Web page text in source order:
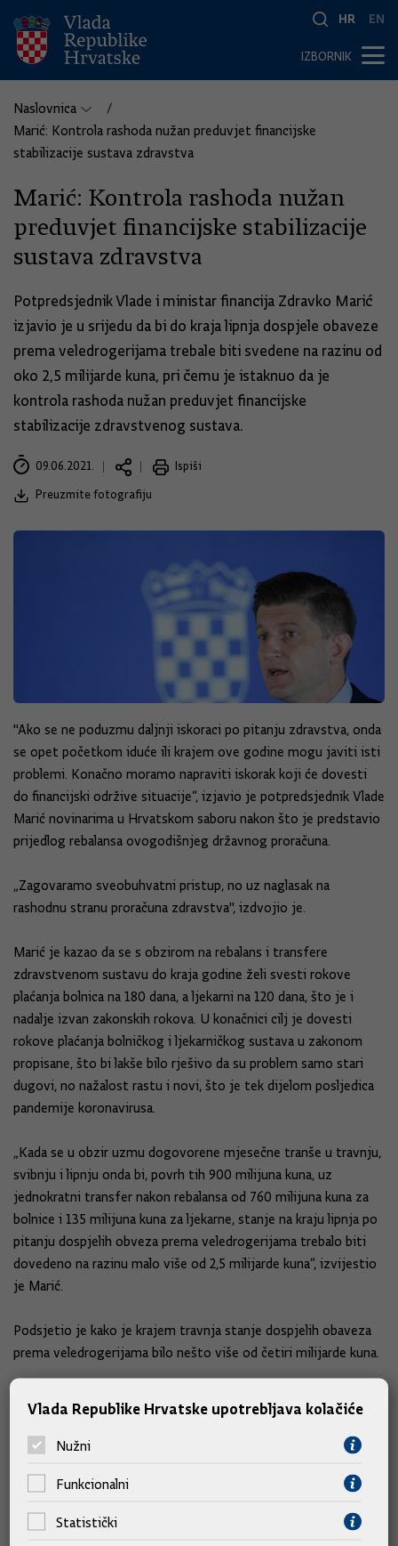
HR EN
IZBORNIK
Naslovnica
Marić: Kontrola rashoda nužan preduvjet financijske
stabilizacije sustava zdravstva
Marić: Kontrola rashoda nužan
preduvjet financijske stabilizacije
sustava zdravstva
Potpredsjednik Vlade i ministar financija Zdravko Marić
izjavio je u srijedu da bi do kraja lipnja dospjele obaveze
prema veledrogerijama trebale biti svedene na razinu od
oko 2,5 milijarde kuna, pri čemu je istaknuo da je
kontrola rashoda nužan preduvjet financijske
stabilizacije zdravstvenog sustava.
09.06.2021.
Ispiši
Preuzmite fotografiju
"Ako se ne poduzmu daljnji iskoraci po pitanju zdravstva, onda
se opet početkom iduće ili krajem ove godine mogu javiti isti
problemi. Konačno moramo napraviti iskorak koji će dovesti
do financijski održive situacije“, izjavio je potpredsjednik Vlade
Marić novinarima u Hrvatskom saboru nakon što je predstavio
prijedlog rebalansa ovogodišnjeg državnog proračuna.
„Zagovaramo sveobuhvatni pristup, no uz naglasak na
rashodnu stranu proračuna zdravstva", izdvojio je.
Marić je kazao da se s obzirom na rebalans i transfere
zdravstvenom sustavu do kraja godine želi svesti rokove
plaćanja bolnica na 180 dana, a ljekarni na 120 dana, što je i
nadalje izvan zakonskih rokova. U konačnici cilj je dovesti
rokove plaćanja bolničkog i ljekarničkog sustava u zakonom
propisane, što bi lakše bilo rješivo da su problem samo stari
dugovi, no nažalost rastu i novi, što je tek dijelom posljedica
pandemije koronavirusa.
„Kada se u obzir uzmu dogovorene mjesečne tranše u travnju,
svibnju i lipnju onda bi, povrh tih 900 milijuna kuna, uz
jednokratni transfer nakon rebalansa od 760 milijuna kuna za
bolnice i 135 milijuna kuna za ljekarne, stanje na kraju lipnja po
pitanju dospjelih obveza prema veledrogerijama trebalo biti
dovedeno na razinu malo više od 2,5 milijarde kuna“, izvijestio
je Marić.
Podsjetio je kako je krajem travnja stanje dospjelih obaveza
prema veledrogerijama bilo nešto više od četiri milijarde kuna.
Ministarstvu zdravstva u svim njihovim prijedlozima za
racionalizaciju troškova. Kontrola rashoda i troškova nužan je
može očekivati. S druge strane, tu je i prihodna strana koja će
također dati svoj doprinos, rekao je, dodavši kako ne treba
stalno i isključivo gledati na prihodnu stranu.
Vlada Republike Hrvatske upotrebljava kolačiće
Nužni
Funkcionalni
Statistički